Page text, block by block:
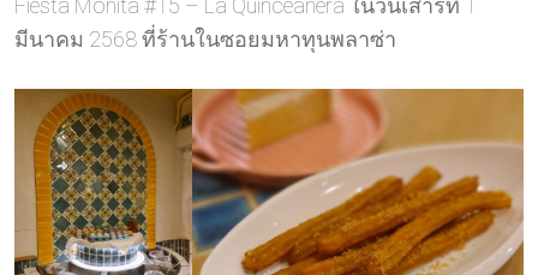
Fiesta Monita #15 – La Quinceanera ในวันเสาร์ที่ 1
มีนาคม 2568 ที่ร้านในซอยมหาทุนพลาซ่า